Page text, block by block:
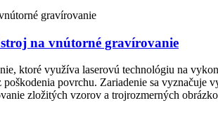
na vnútorné gravírovanie
ktoré využíva laserovú technológiu na
povrchu. Zariadenie sa
zložitých vzorov a trojrozmerných